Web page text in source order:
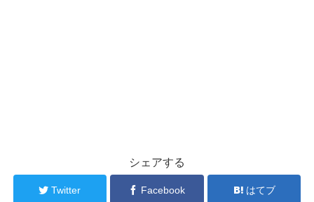
シェアする
Twitter Facebook はてブ